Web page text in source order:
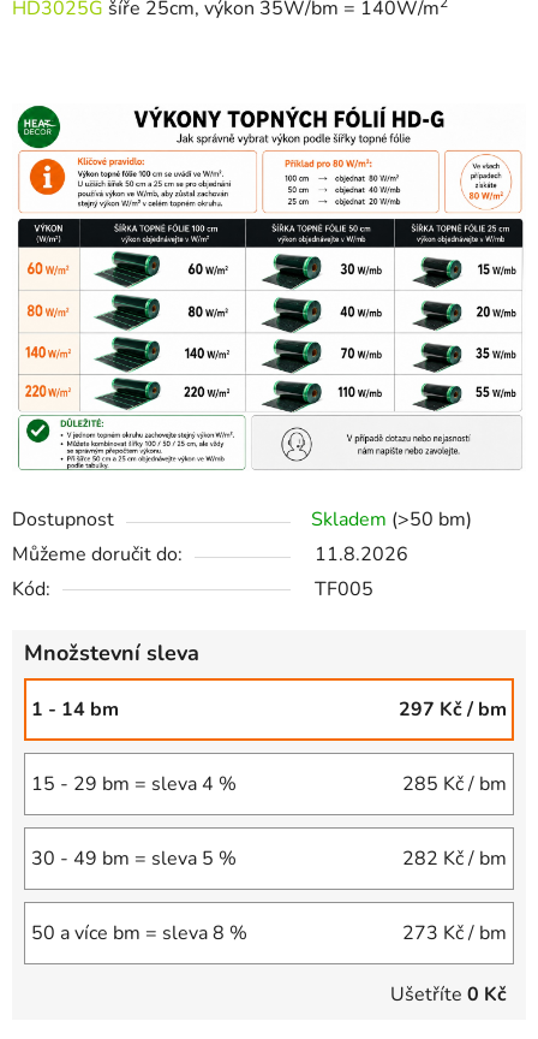
HD3025G šíře 25cm, výkon 35W/bm = 140W/m
Dostupnost Skladem (>50 bm)
Můžeme doručit do:
11.8.2026
Kód:
TF005
Množstevní sleva
1 - 14 bm 297 Kč/ bm
15 - 29 bm = sleva 4 % 285 Kč/ bm
30 - 49 bm = sleva 5 % 282 Kč/ bm
50 a více bm = sleva 8 % 273 Kč/ bm
Ušetříte 0 Kč